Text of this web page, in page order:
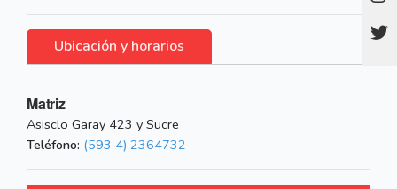
Ubicación y horarios
Matriz
Asisclo Garay 423 y Sucre
Teléfono: (593 4) 2364732